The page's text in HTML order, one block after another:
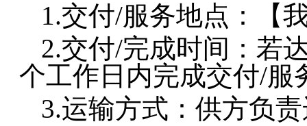
1.交付/服务地点：【
2.交付/完成时间：若
个工作日内完成交付/服
3.运输方式：供方负